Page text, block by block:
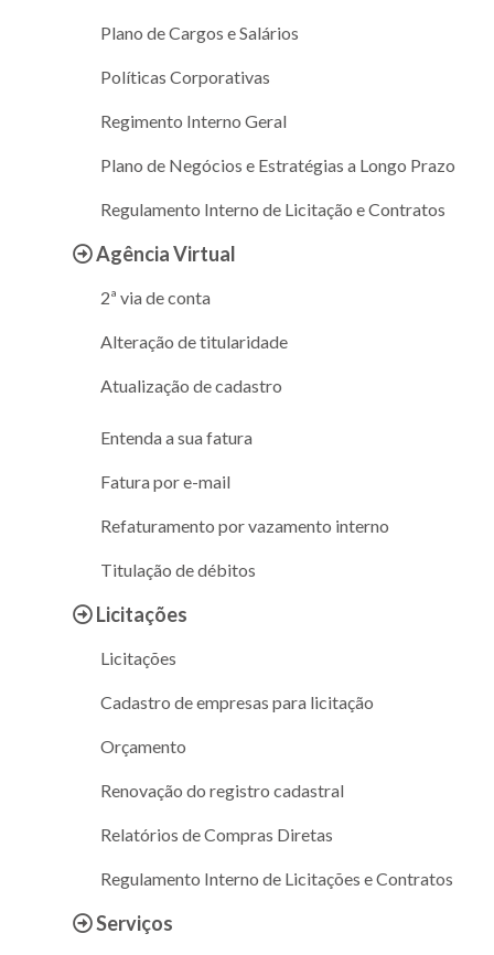
Plano de Cargos e Salários
Políticas Corporativas
Regimento Interno Geral
Plano de Negócios e Estratégias a Longo Prazo
Regulamento Interno de Licitação e Contratos
Agência Virtual
2ª via de conta
Alteração de titularidade
Atualização de cadastro
Entenda a sua fatura
Fatura por e-mail
Refaturamento por vazamento interno
Titulação de débitos
Licitações
Licitações
Cadastro de empresas para licitação
Orçamento
Renovação do registro cadastral
Relatórios de Compras Diretas
Regulamento Interno de Licitações e Contratos
Serviços